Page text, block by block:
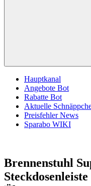
Hauptkanal
Angebote Bot
Rabatte Bot
Aktuelle
Preisfehler News
Sparabo WIKI
Brennenstuhl